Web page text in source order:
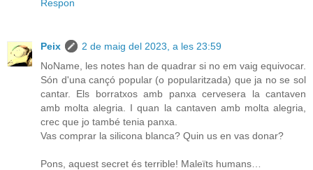
Respon
Peix
2 de maig del 2023, a les 23:59
NoName, les notes han de quadrar si no em vaig equivocar.
Són d'una cançó popular (o popularitzada) que ja no se sol
cantar. Els borratxos amb panxa cervesera la cantaven
amb molta alegria. I quan la cantaven amb molta alegria,
crec que jo també tenia panxa.
Vas comprar la silicona blanca? Quin us en vas donar?
Pons, aquest secret és terrible! Maleïts humans…